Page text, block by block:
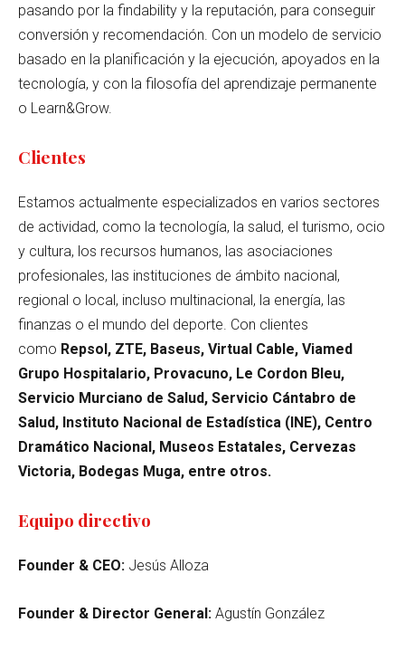
pasando por la findability y la reputación, para conseguir
conversión y recomendación. Con un modelo de servicio
basado en la planificación y la ejecución, apoyados en la
tecnología, y con la filosofía del aprendizaje permanente
o Learn&Grow.
Clientes
Estamos actualmente especializados en varios sectores
de actividad, como la tecnología, la salud, el turismo, ocio
y cultura, los recursos humanos, las asociaciones
profesionales, las instituciones de ámbito nacional,
regional o local, incluso multinacional, la energía, las
finanzas o el mundo del deporte. Con clientes
como Repsol, ZTE, Baseus, Virtual Cable, Viamed
Grupo Hospitalario, Provacuno, Le Cordon Bleu,
Servicio Murciano de Salud, Servicio Cántabro de
Salud, Instituto Nacional de Estadística (INE), Centro
Dramático Nacional, Museos Estatales, Cervezas
Victoria, Bodegas Muga, entre otros.
Equipo directivo
Founder & CEO: Jesús Alloza
Founder & Director General: Agustín González